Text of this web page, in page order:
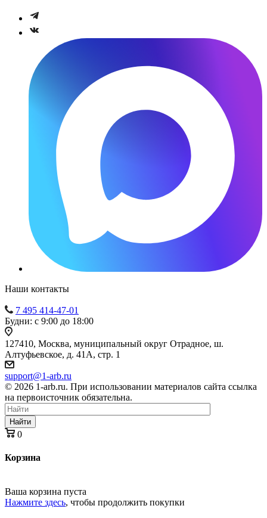
Наши контакты
7 495 414-47-01
Будни: с 9:00 до 18:00
127410, Москва, муниципальный округ Отрадное, ш.
Алтуфьевское, д. 41А, стр. 1
support@1-arb.ru
© 2026 1-arb.ru. При использовании материалов сайта ссылка
на первоисточник обязательна.
Найти
0
Корзина
Ваша корзина пуста
Нажмите здесь, чтобы продолжить покупки